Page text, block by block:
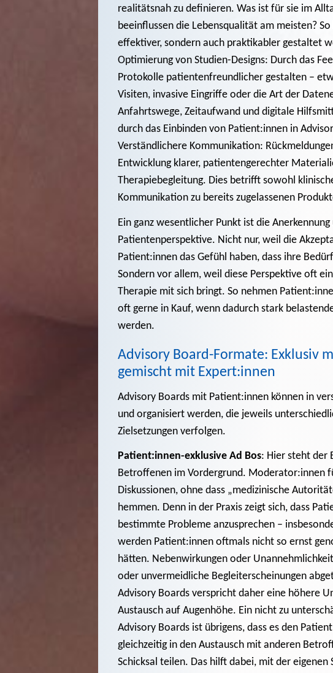
realitätsnah zu definieren. Was ist für sie im
beeinflussen die Lebensqualität am meisten?
effektiver, sondern auch praktikabler gestaltet
Optimierung von Studien-Designs: Durch das
Protokolle patientenfreundlicher gestalten –
Visiten, invasive Eingriffe oder die Art der
Anfahrtswege, Zeitaufwand und digitale
durch das Einbinden von Patient:innen in
Verständlichere Kommunikation:
Entwicklung klarer, patientengerechter
Therapiebegleitung. Dies betrifft sowohl
Kommunikation zu bereits zugelassenen
Ein ganz wesentlicher Punkt ist die
Patientenperspektive. Nicht nur, weil die
Patient:innen das Gefühl haben, dass ihre
Sondern vor allem, weil diese Perspektive oft
Therapie mit sich bringt. So nehmen
oft gerne in Kauf, wenn dadurch stark
werden.
Advisory Board-Formate: Exklusiv
gemischt mit Expert:innen
Advisory Boards mit Patient:innen können in
und organisiert werden, die jeweils
Zielsetzungen verfolgen.
Patient:innen-exklusive Ad Bos: Hier steht der
Betroffenen im Vordergrund. Moderator:innen
Diskussionen, ohne dass „medizinische
hemmen. Denn in der Praxis zeigt sich, dass
bestimmte Probleme anzusprechen –
werden Patient:innen oftmals nicht so ernst
hätten. Nebenwirkungen oder
oder unvermeidliche Begleiterscheinungen
Advisory Boards verspricht daher eine höhere
Austausch auf Augenhöhe. Ein nicht zu
Advisory Boards ist übrigens, dass es den
gleichzeitig in den Austausch mit anderen
Schicksal teilen. Das hilft dabei, mit der eigenen